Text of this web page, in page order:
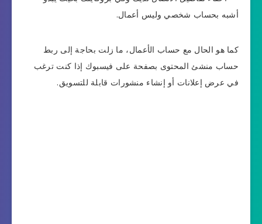
أشبه بحساب شخصي وليس أعمال.
كما هو الحال مع حساب الأعمال، ما زلت بحاجة إلى ربط
حساب منشئ المحتوى بصفحة على فيسبوك إذا كنت ترغب
في عرض إعلانات أو إنشاء منشورات قابلة للتسويق.